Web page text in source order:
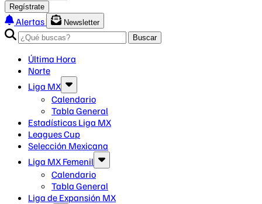
Regístrate
Alertas
Newsletter
Buscar
Última Hora
Norte
Liga MX
Calendario
Tabla General
Estadísticas Liga MX
Leagues Cup
Selección Mexicana
Liga MX Femenil
Calendario
Tabla General
Liga de Expansión MX